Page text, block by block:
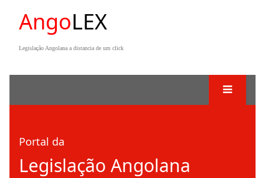
AngoLEX
Legislação Angolana a distancia de um click
Portal da
Legislação Angolana